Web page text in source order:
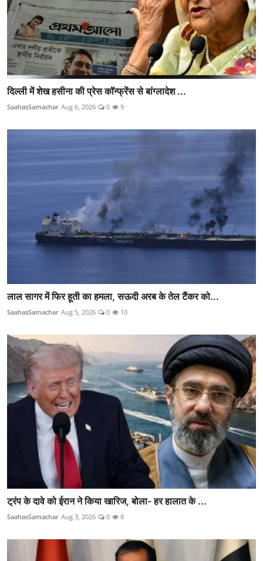
दिल्ली में शेख हसीना की प्रेस कॉन्फ्रेंस से बांग्लादेश ...
SaahasSamachar Aug 6, 2026 0 9
लाल सागर में फिर हूती का हमला, सऊदी अरब के तेल टैंकर को...
SaahasSamachar Aug 5, 2026 0 10
ट्रंप के दावे को ईरान ने किया खारिज, बोला- हर हालात के ...
SaahasSamachar Aug 3, 2026 0 8